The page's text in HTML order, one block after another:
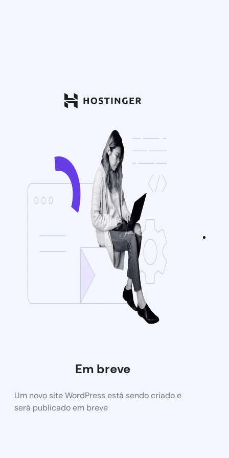
Em breve
Um novo site WordPress está sendo criado e
será publicado em breve